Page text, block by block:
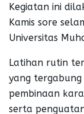
Kegiatan ini
Kamis sore
Universitas
Latihan rutin
yang tergabung
pembinaan
serta